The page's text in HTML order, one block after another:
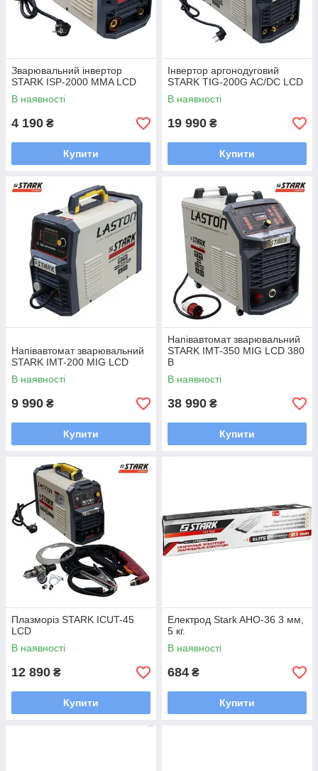
Зварювальний інвертор
STARK ISP-2000 MMA LCD
В наявності
4 190 ₴
Купити
Інвертор аргонодуговий
STARK TIG-200G AC/DC LCD
В наявності
19 990 ₴
Купити
Напівавтомат зварювальний
STARK IMT-200 MIG LCD
В наявності
9 990 ₴
Купити
Напівавтомат зварювальний
STARK IMT-350 MIG LCD 380
В
В наявності
38 990 ₴
Купити
Плазморіз STARK ICUT-45
LCD
В наявності
12 890 ₴
Купити
Електрод Stark AHO-36 3 мм,
5 кг.
В наявності
684 ₴
Купити